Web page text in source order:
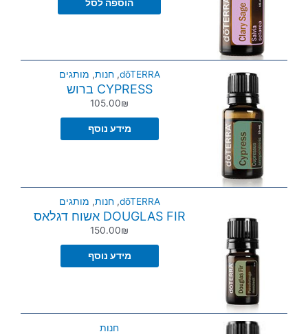
הוספה לסל
dōTERRA
,חנות, מותגים
CYPRESS ברוש
105.00₪
מידע נוסף
dōTERRA
,חנות, מותגים
DOUGLAS FIR אשוח דגלאס
150.00₪
מידע נוסף
חנות